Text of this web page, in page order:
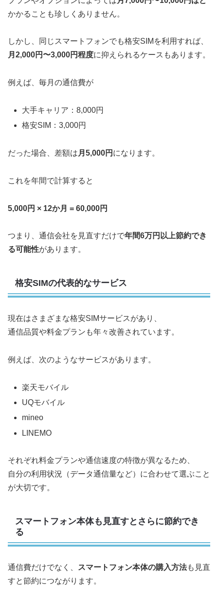
かかることも珍しくありません。
しかし、同じスマートフォンでも格安SIMを利用すれば、
月2,000円〜3,000円程度に抑えられるケースもあります。
例えば、毎月の通信費が
大手キャリア：8,000円
格安SIM：3,000円
だった場合、差額は 月5,000円 になります。
これを年間で計算すると
5,000円 × 12か月 = 60,000円
つまり、通信会社を見直すだけで年間6万円以上節約でき
る可能性があります。
格安SIMの代表的なサービス
現在はさまざまな格安SIMサービスがあり、
通信品質や料金プランも年々改善されています。
例えば、次のようなサービスがあります。
楽天モバイル
UQモバイル
mineo
LINEMO
それぞれ料金プランや通信速度の特徴が異なるため、
自分の利用状況（データ通信量など）に合わせて選ぶこと
が大切です。
スマートフォン本体も見直すとさらに節約でき
る
通信費だけでなく、 スマートフォン本体の購入方法も見直
すと節約につながります。